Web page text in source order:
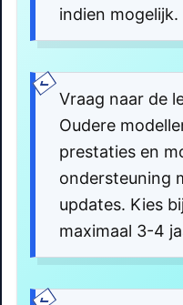
indien mogelijk.
Vraag naar de
Oudere
prestaties en
ondersteuning
updates. Kies
maximaal 3-4